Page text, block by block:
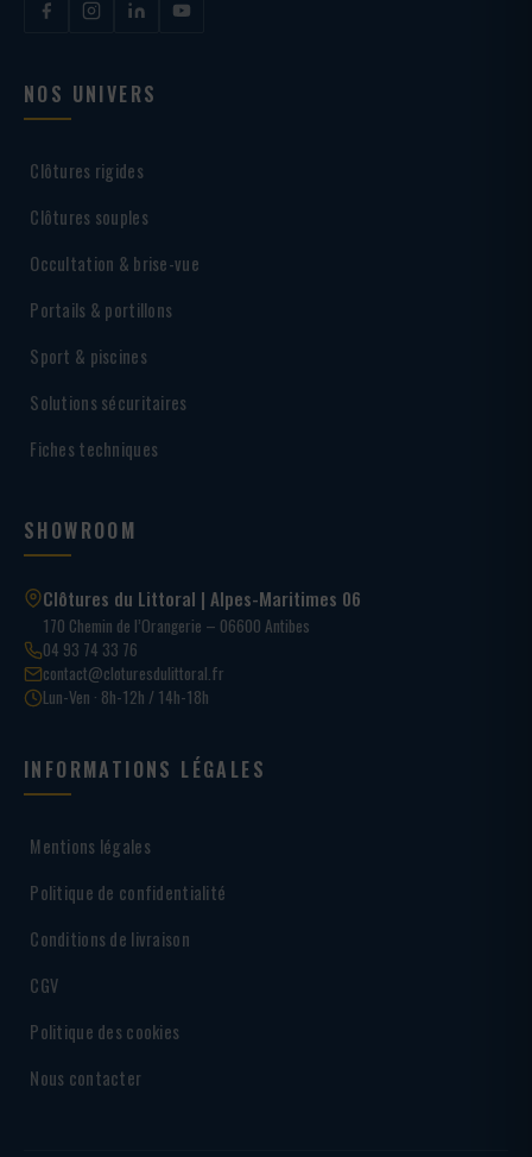
NOS UNIVERS
Clôtures rigides
Clôtures souples
Occultation & brise-vue
Portails & portillons
Sport & piscines
Solutions sécuritaires
Fiches techniques
SHOWROOM
Clôtures du Littoral | Alpes-Maritimes 06
170 Chemin de l’Orangerie – 06600 Antibes
04 93 74 33 76
contact@cloturesdulittoral.fr
Lun-Ven · 8h-12h / 14h-18h
INFORMATIONS LÉGALES
Mentions légales
Politique de confidentialité
Conditions de livraison
CGV
Politique des cookies
Nous contacter